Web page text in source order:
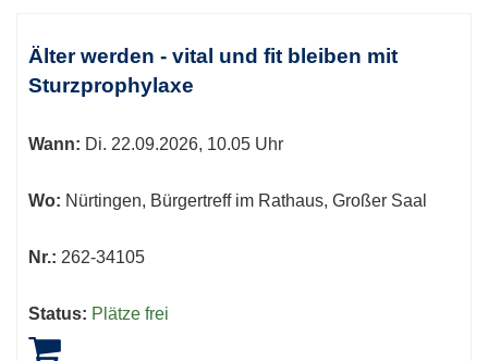
Tabellenüberschriften
sortiert
Älter werden - vital und fit bleiben mit
Sturzprophylaxe
Wann: Di. 22.09.2026, 10.05 Uhr
Wo: Nürtingen, Bürgertreff im Rathaus, Großer Saal
Nr.: 262-34105
Status: Plätze frei